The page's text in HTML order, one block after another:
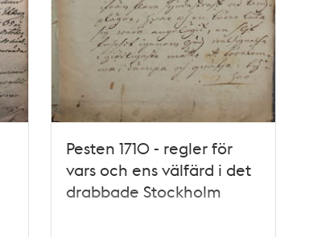
Pesten 1710 - regler för
vars och ens välfärd i det
drabbade Stockholm